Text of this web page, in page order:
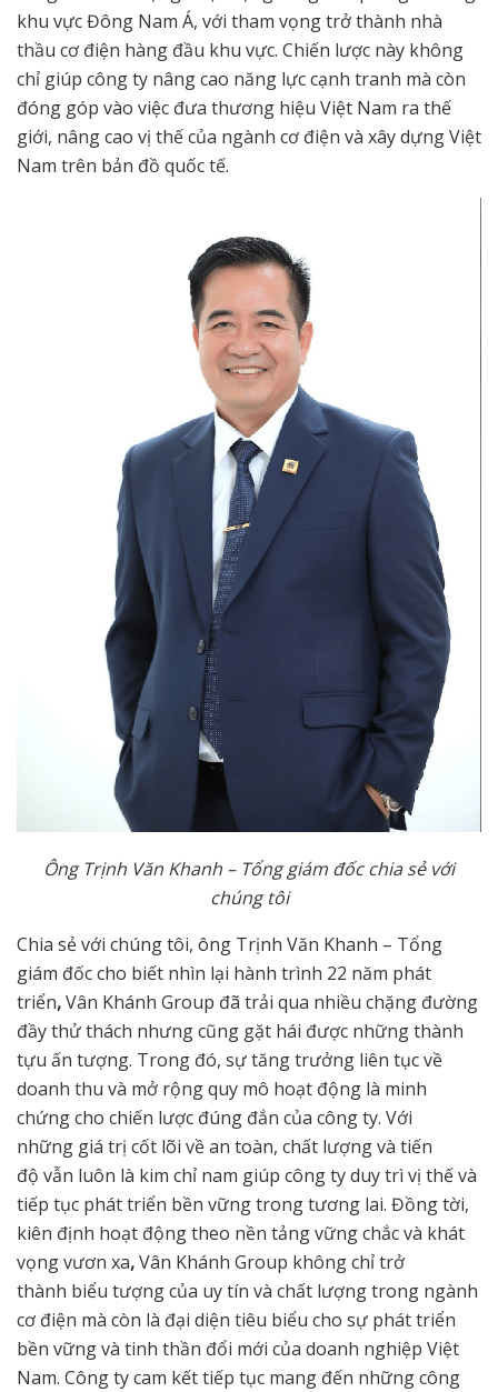
khu vực Đông Nam Á, với tham vọng trở thành nhà
thầu cơ điện hàng đầu khu vực. Chiến lược này không
chỉ giúp công ty nâng cao năng lực cạnh tranh mà còn
đóng góp vào việc đưa thương hiệu Việt Nam ra thế
giới, nâng cao vị thế của ngành cơ điện và xây dựng Việt
Nam trên bản đồ quốc tế.
Ông Trịnh Văn Khanh – Tổng giám đốc chia sẻ với
chúng tôi
Chia sẻ với chúng tôi, ông Trịnh Văn Khanh – Tổng
giám đốc cho biết nhìn lại hành trình 22 năm phát
triển,Vân Khánh Group đã trải qua nhiều chặng đường
đầy thử thách nhưng cũng gặt hái được những thành
tựu ấn tượng. Trong đó, sự tăng trưởng liên tục về
doanh thu và mở rộng quy mô hoạt động là minh
chứng cho chiến lược đúng đắn của công ty. Với
những giá trị cốt lõi về an toàn, chất lượng và tiến
độ vẫn luôn là kim chỉ nam giúp công ty duy trì vị thế và
tiếp tục phát triển bền vững trong tương lai. Đồng tời,
kiên định hoạt động theo nền tảng vững chắcvà khát
vọng vươn xa,Vân Khánh Group không chỉ trở
thành biểu tượng của uy tín và chất lượng trong ngành
cơ điện mà còn là đại diện tiêu biểu cho sự phát triển
bền vững và tinh thần đổi mới của doanh nghiệp Việt
Nam. Công ty cam kết tiếp tục mang đến những công